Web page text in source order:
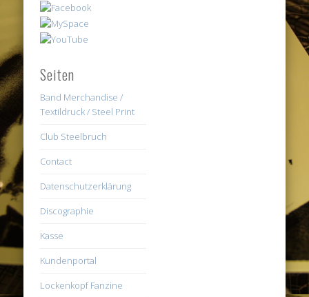
Seiten
Band Merchandise /
Textildruck / Steel Print
Club Steelbruch
Contact
Datenschutzerklärung
Discographie
Kasse
Kundenportal
Lockenkopf Fanzine